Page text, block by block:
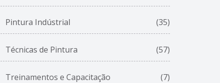
Pintura Indústrial (35)
Técnicas de Pintura (57)
Treinamentos e Capacitação (7)